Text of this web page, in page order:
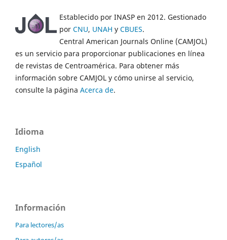
Establecido por INASP en 2012. Gestionado
por CNU, UNAH y CBUES.
Central American Journals Online (CAMJOL)
es un servicio para proporcionar publicaciones en línea
de revistas de Centroamérica. Para obtener más
información sobre CAMJOL y cómo unirse al servicio,
consulte la página Acerca de.
Idioma
English
Español
Información
Para lectores/as